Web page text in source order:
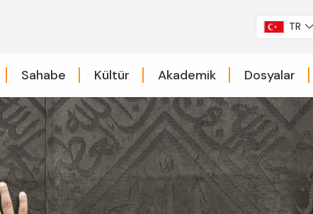
TR
Sahabe Kültür Akademik Dosyalar